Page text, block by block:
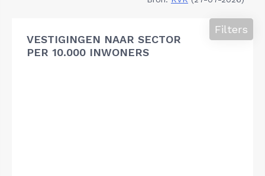
VESTIGINGEN NAAR SECTOR
PER 10.000 INWONERS
Filters